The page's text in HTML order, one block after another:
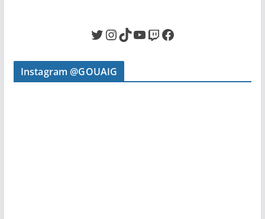
Twitter InstagramTikTok YouTube Twitch Facebook
Instagram @GOUAIG